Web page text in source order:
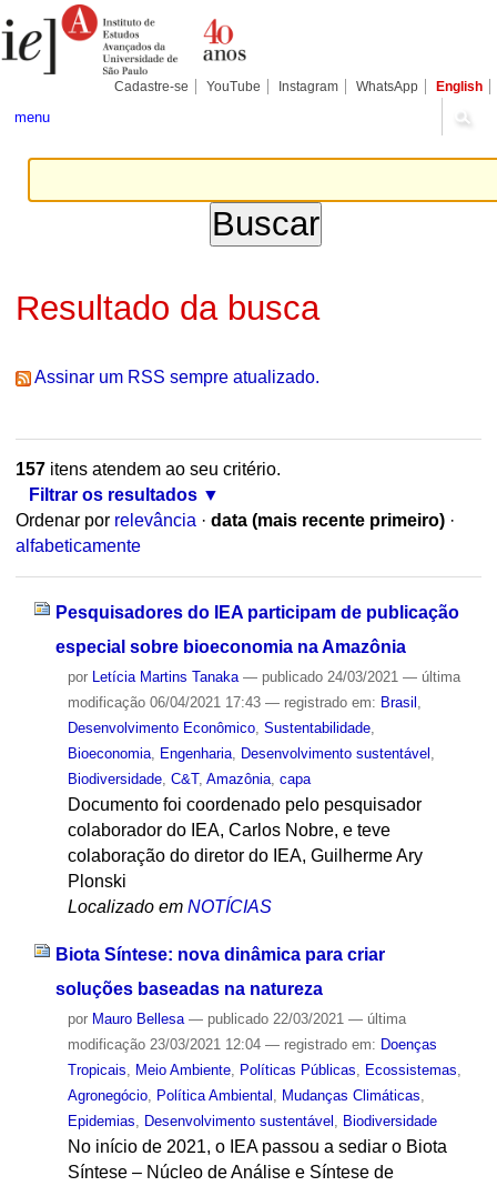
para
conteúdo.
Pessoais
Cadastre-se YouTube Instagram WhatsApp English
menu
Resultado da busca
Assinar um RSS sempre atualizado.
157itens atendem ao seu critério.
Filtrar os resultados
Ordenar por relevância · data (mais recente primeiro) ·
alfabeticamente
Pesquisadores do IEA participam de publicação
especial sobre bioeconomia na Amazônia
por Letícia Martins Tanaka — publicado24/03/2021 — última
modificação06/04/2021 17:43 — registrado em: Brasil
Desenvolvimento Econômico, Sustentabilidade,
Bioeconomia, Engenharia, Desenvolvimento sustentável
Biodiversidade, C&T, Amazônia, capa
Documento foi coordenado pelo pesquisador
colaborador do IEA, Carlos Nobre, e teve
colaboração do diretor do IEA, Guilherme Ary
Plonski
Localizado em NOTÍCIAS
Biota Síntese: nova dinâmica para criar
soluções baseadas na natureza
por Mauro Bellesa — publicado22/03/2021 — última
modificação23/03/2021 12:04 — registrado em: Doenças
Tropicais
Meio Ambiente, Políticas Públicas Ecossistemas
Agronegócio, Política Ambiental Mudanças Climáticas
Epidemias
Desenvolvimento sustentável Biodiversidade
No início de 2021, o IEA passou a sediar o Biota
Síntese – Núcleo de Análise e Síntese de